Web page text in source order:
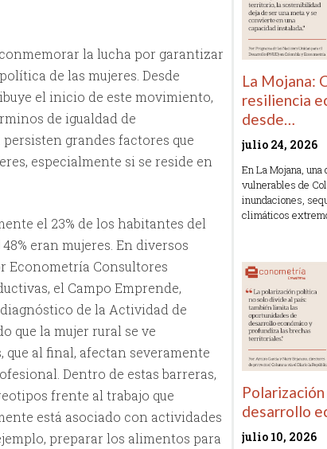
la lucha por garantizar
de las mujeres. Desde
el inicio de este movimiento,
de igualdad de
grandes factores que
especialmente si se reside en
el 23% de los habitantes del
eran mujeres. En diversos
Econometría Consultores
el Campo Emprende,
de la Actividad de
que la mujer rural se ve
al final, afectan severamente
Dentro de estas barreras,
frente al trabajo que
está asociado con actividades
preparar los alimentos para
La Mojana:
resiliencia
desde…
julio 24, 2026
En La Mojana,
vulnerables de
inundaciones,
climáticos
desarrollo
julio 10, 2026